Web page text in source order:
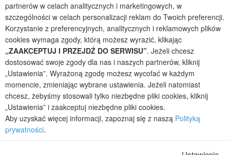
2026 © ARCHON+ Biuro Projektów - Tradycyjne i nowoczesne gotowe
projekty domów - autorska pracownia architektoniczna założona w 1990r.
przez arch. Barbarę Mendel
Z uwagi na ciągłe doskonalenie procesu powstawania projektów (zgodnie z
normą ISO 9001), prezentowane na stronie projekty domów mogą
nieznacznie różnić się od dokumentacji technicznej.
Informujemy, iż w celu optymalizacji treści dostępnych w naszym sklepie,
dostosowania ich do Państwa indywidualnych potrzeb korzystamy z
informacji zapisanych za pomocą plików cookies na urządzeniach
końcowych użytkowników. Pliki cookies użytkownik może kontrolować za
pomocą ustawień swojej przeglądarki internetowej. Dalsze korzystanie z
naszego serwisu internetowego, bez zmiany ustawień przeglądarki
partnerów w celach analitycznych i marketingowych, w
szczególności w celach personalizacji reklam do Twoich preferencji.
Korzystanie z preferencyjnych, analitycznych i reklamowych plików
cookies wymaga zgody, którą możesz wyrazić, klikając
„ZAAKCEPTUJ I PRZEJDŹ DO SERWISU”. Jeżeli chcesz
dostosować swoje zgody dla nas i naszych partnerów, kliknij
„Ustawienia”. Wyrażoną zgodę możesz wycofać w każdym
momencie, zmieniając wybrane ustawienia. Jeżeli natomiast
chcesz, żebyśmy stosowali tylko niezbędne pliki cookies, kliknij
„Ustawienia” i zaakceptuj niezbędne pliki cookies.
Aby uzyskać więcej informacji, zapoznaj się z naszą Polityką
prywatności.